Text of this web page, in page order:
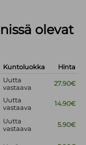
olevat
Kuntoluokka Hinta
Uutta
vastaava
27.90€
Uutta
vastaava
14.90€
Uutta
vastaava
5.90€